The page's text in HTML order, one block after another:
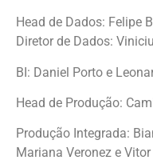
Head de Dados: Felipe
Diretor de Dados:
BI: Daniel Porto e
Head de Produção:
Produção Integrada:
Mariana Veronez e